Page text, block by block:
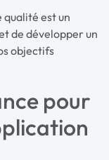
est un
de développer un
objectifs
pour